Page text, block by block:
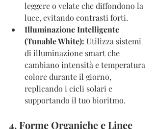
leggere o velate che diffondono la
luce, evitando contrasti forti.
Illuminazione Intelligente
(Tunable White): Utilizza sistemi
di illuminazione smart che
cambiano intensità e temperatura
colore durante il giorno,
replicando i cicli solari e
supportando il tuo bioritmo.
4. Forme Organiche e Linee